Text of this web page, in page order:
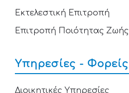
Εκτελεστική Επιτροπή
Επιτροπή Ποιότητας Ζωής
Υπηρεσίες - Φορείς
Διοικητικές Υπηρεσίες